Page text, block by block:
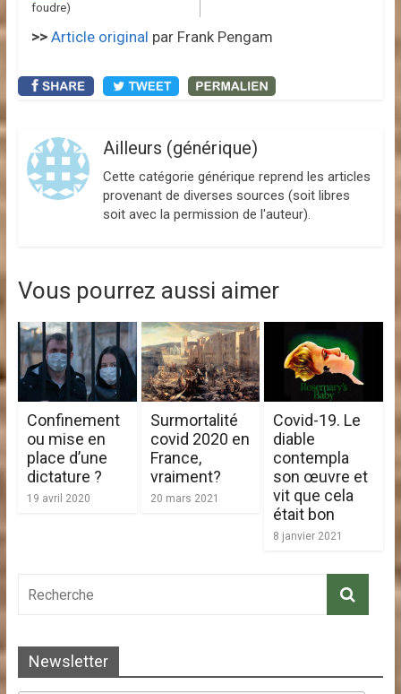
foudre)
>> Article original par Frank Pengam
Ailleurs (générique)
Cette catégorie générique reprend les articles
provenant de diverses sources (soit libres
soit avec la permission de l'auteur).
Vous pourrez aussi aimer
Confinement
ou mise en
place d’une
dictature ?
19 avril 2020
Surmortalité
covid 2020 en
France,
vraiment?
20 mars 2021
Covid-19. Le
diable
contempla
son œuvre et
vit que cela
était bon
8 janvier 2021
Newsletter